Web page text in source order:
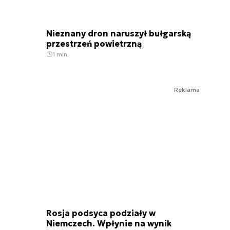
Nieznany dron naruszył bułgarską
przestrzeń powietrzną
1 min.
Reklama
Rosja podsyca podziały w
Niemczech. Wpłynie na wynik